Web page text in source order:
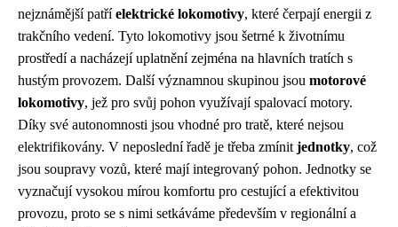
nejznámější patříelektrické lokomotivy, které čerpají energii z
trakčního vedení. Tyto lokomotivy jsou šetrné k životnímu
prostředí a nacházejí uplatnění zejména na hlavních tratích s
hustým provozem. Další významnou skupinou jsou motorové
lokomotivy, jež pro svůj pohon využívají spalovací motory.
Díky své autonomnosti jsou vhodné pro tratě, které nejsou
elektrifikovány. V neposlední řadě je třeba zmínit jednotky, což
jsou soupravy vozů, které mají integrovaný pohon. Jednotky se
vyznačují vysokou mírou komfortu pro cestující a efektivitou
provozu, proto se s nimi setkáváme především v regionální a